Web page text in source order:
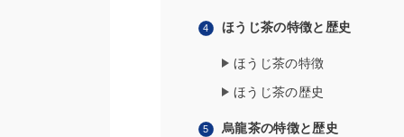
ほうじ茶の特徴と歴史
ほうじ茶の特徴
ほうじ茶の歴史
烏龍茶の特徴と歴史